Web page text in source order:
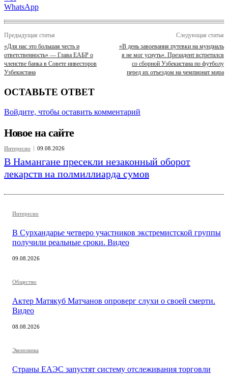
WhatsApp
Предыдущая статья
«Для нас это большая честь и
ответственность» — Глава ЕАБР о
членстве банка в Совете инвесторов
Узбекистана
Следующая статья
«В день завоевания путевки на мундиаль
я не мог уснуть». Президент встретился
со сборной Узбекистана по футболу
перед их отъездом на чемпионат мира
ОСТАВЬТЕ ОТВЕТ
Войдите, чтобы оставить комментарий
Новое на сайте
Интересно 09.08.2026
В Намангане пресекли незаконный оборот
лекарств на полмиллиарда сумов
Интересно
В Сурхандарье четверо участников экстремистской группы
получили реальные сроки. Видео
09.08.2026
Общество
Актер Матякуб Матчанов опроверг слухи о своей смерти.
Видео
08.08.2026
Экономика
Страны ЕАЭС запустят систему отслеживания торговли